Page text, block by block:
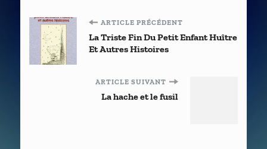
Navigation
d'article
ARTICLE PRÉCÉDENT
La Triste Fin Du Petit Enfant Huître
Et Autres Histoires
ARTICLE SUIVANT
La hache et le fusil